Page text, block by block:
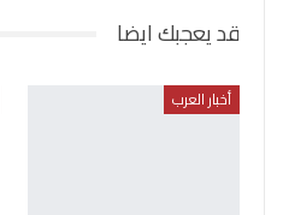
قد يعجبك ايضا
أخبار العرب